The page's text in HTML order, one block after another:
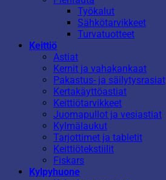
Työkalut
Sähkötarvikkeet
Turvatuotteet
Keittiö
Astiat
Kernit ja vahakankaat
Pakastus- ja säilytysrasiat
Kertakäyttöastiat
Keittiötarvikkeet
Juomapullot ja vesiastiat
Kylmälaukut
Tarjottimet ja tabletit
Keittiötekstiilit
Fiskars
Kylpyhuone